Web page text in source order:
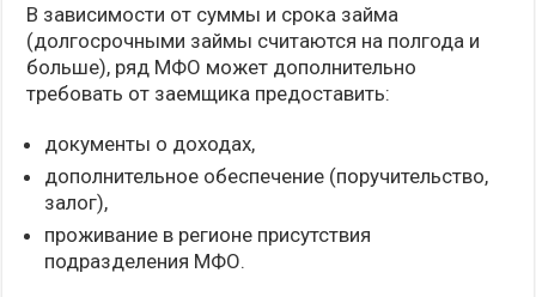
В зависимости от суммы и срока займа
(долгосрочными займы считаются на полгода и
больше), ряд МФО может дополнительно
требовать от заемщика предоставить:
документы о доходах,
дополнительное обеспечение (поручительство,
залог),
проживание в регионе присутствия
подразделения МФО.